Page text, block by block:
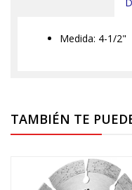
Medida: 4-1/2"
TAMBIÉN TE